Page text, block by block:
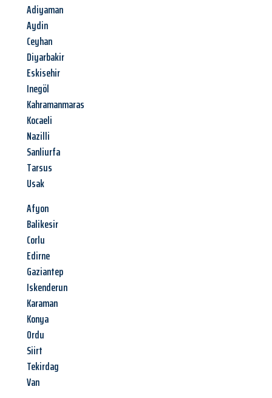
Adiyaman
Aydin
Ceyhan
Diyarbakir
Eskisehir
Inegöl
Kahramanmaras
Kocaeli
Nazilli
Sanliurfa
Tarsus
Usak
Afyon
Balikesir
Corlu
Edirne
Gaziantep
Iskenderun
Karaman
Konya
Ordu
Siirt
Tekirdag
Van